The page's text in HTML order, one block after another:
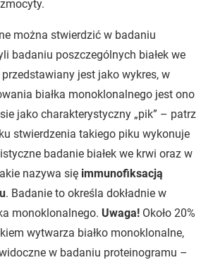
można stwierdzić w badaniu
badaniu poszczególnych białek we
jest jako wykres, w
białka monoklonalnego jest ono
jako charakterystyczny „pik” – patrz
stwierdzenia takiego piku wykonuje
badanie białek we krwi oraz w
nazywa się immunofiksacją
. Badanie to określa dokładnie w
monoklonalnego. Uwaga! Około 20%
wytwarza białko monoklonalne,
w badaniu proteinogramu –